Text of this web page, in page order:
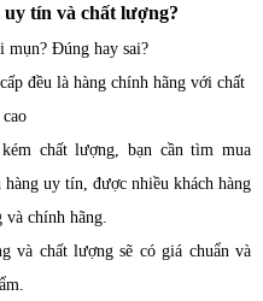
tín và chất lượng?
đều là hàng chính hãng với chất
chất lượng, bạn cần tìm mua
uy tín, được nhiều khách hàng
chính hãng.
và chất lượng sẽ có giá chuẩn và